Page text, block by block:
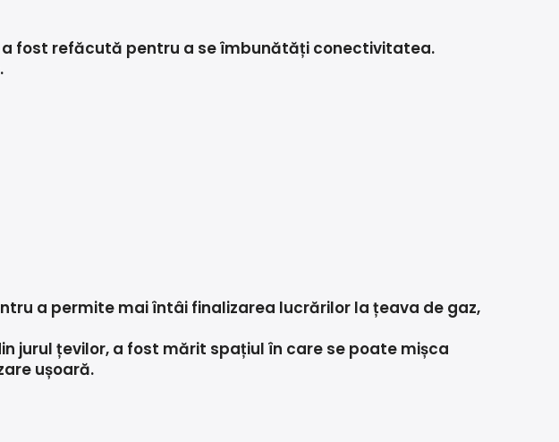
fost refăcută pentru a se îmbunătăți conectivitatea.
a permite mai întâi finalizarea lucrărilor la țeava de gaz,
jurul țevilor, a fost mărit spațiul în care se poate mișca
ușoară.